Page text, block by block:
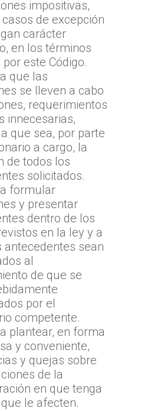
impositivas,
de excepción
carácter
en los términos
este Código.
que las
se lleven a cabo
requerimientos
innecesarias,
que sea, por parte
a cargo, la
de todos los
solicitados.
formular
y presentar
dentro de los
en la ley y a
antecedentes sean
al
de que se
por el
competente.
plantear, en forma
y conveniente,
y quejas sobre
de la
en que tenga
le afecten.